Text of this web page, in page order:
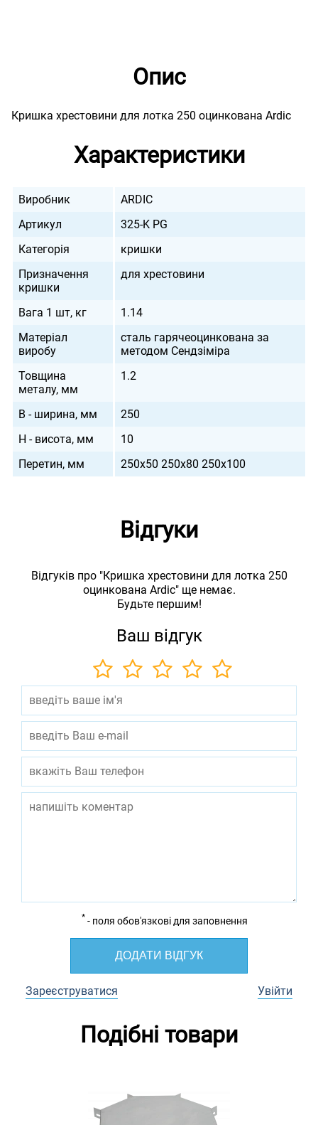
Опис
Кришка хрестовини для лотка 250 оцинкована Ardic
Характеристики
Виробник
ARDIC
Артикул
325-K PG
Категорія
кришки
Призначення
кришки
для хрестовини
Вага 1 шт, кг
1.14
Матеріал
виробу
сталь гарячеоцинкована за
методом Сендзіміра
Товщина
металу, мм
1.2
B - ширина, мм
250
H - висота, мм
10
Перетин, мм
250х50 250х80 250х100
Відгуки
Відгуків про "Кришка хрестовини для лотка 250
оцинкована Ardic" ще немає.
Будьте першим!
Ваш відгук
* - поля обов'язкові для заповнення
ДОДАТИ ВІДГУК
Зареєструватися Увійти
Подібні товари